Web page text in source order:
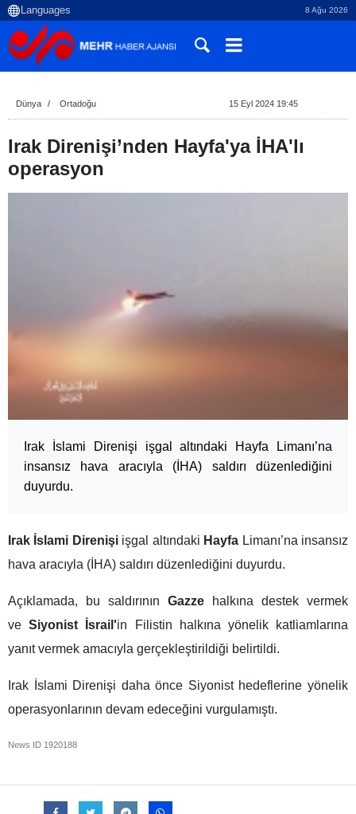
8 Ağu 2026
Dünya Ortadoğu 15 Eyl 2024 19:45
Irak Direnişi’nden Hayfa'ya İHA'lı
operasyon
Irak İslami Direnişi işgal altındaki Hayfa Limanı’na
insansız hava aracıyla (İHA) saldırı düzenlediğini
duyurdu.
Irak İslami Direnişiişgal altındaki Hayfa Limanı’na insansız
hava aracıyla (İHA) saldırı düzenlediğini duyurdu.
Açıklamada, bu saldırının Gazze halkına destek vermek
veSiyonist İsrail'in Filistin halkına yönelik katliamlarına
yanıt vermek amacıyla gerçekleştirildiği belirtildi.
Irak İslami Direnişi daha önce Siyonist hedeflerine yönelik
operasyonlarının devam edeceğini vurgulamıştı.
News ID 1920188